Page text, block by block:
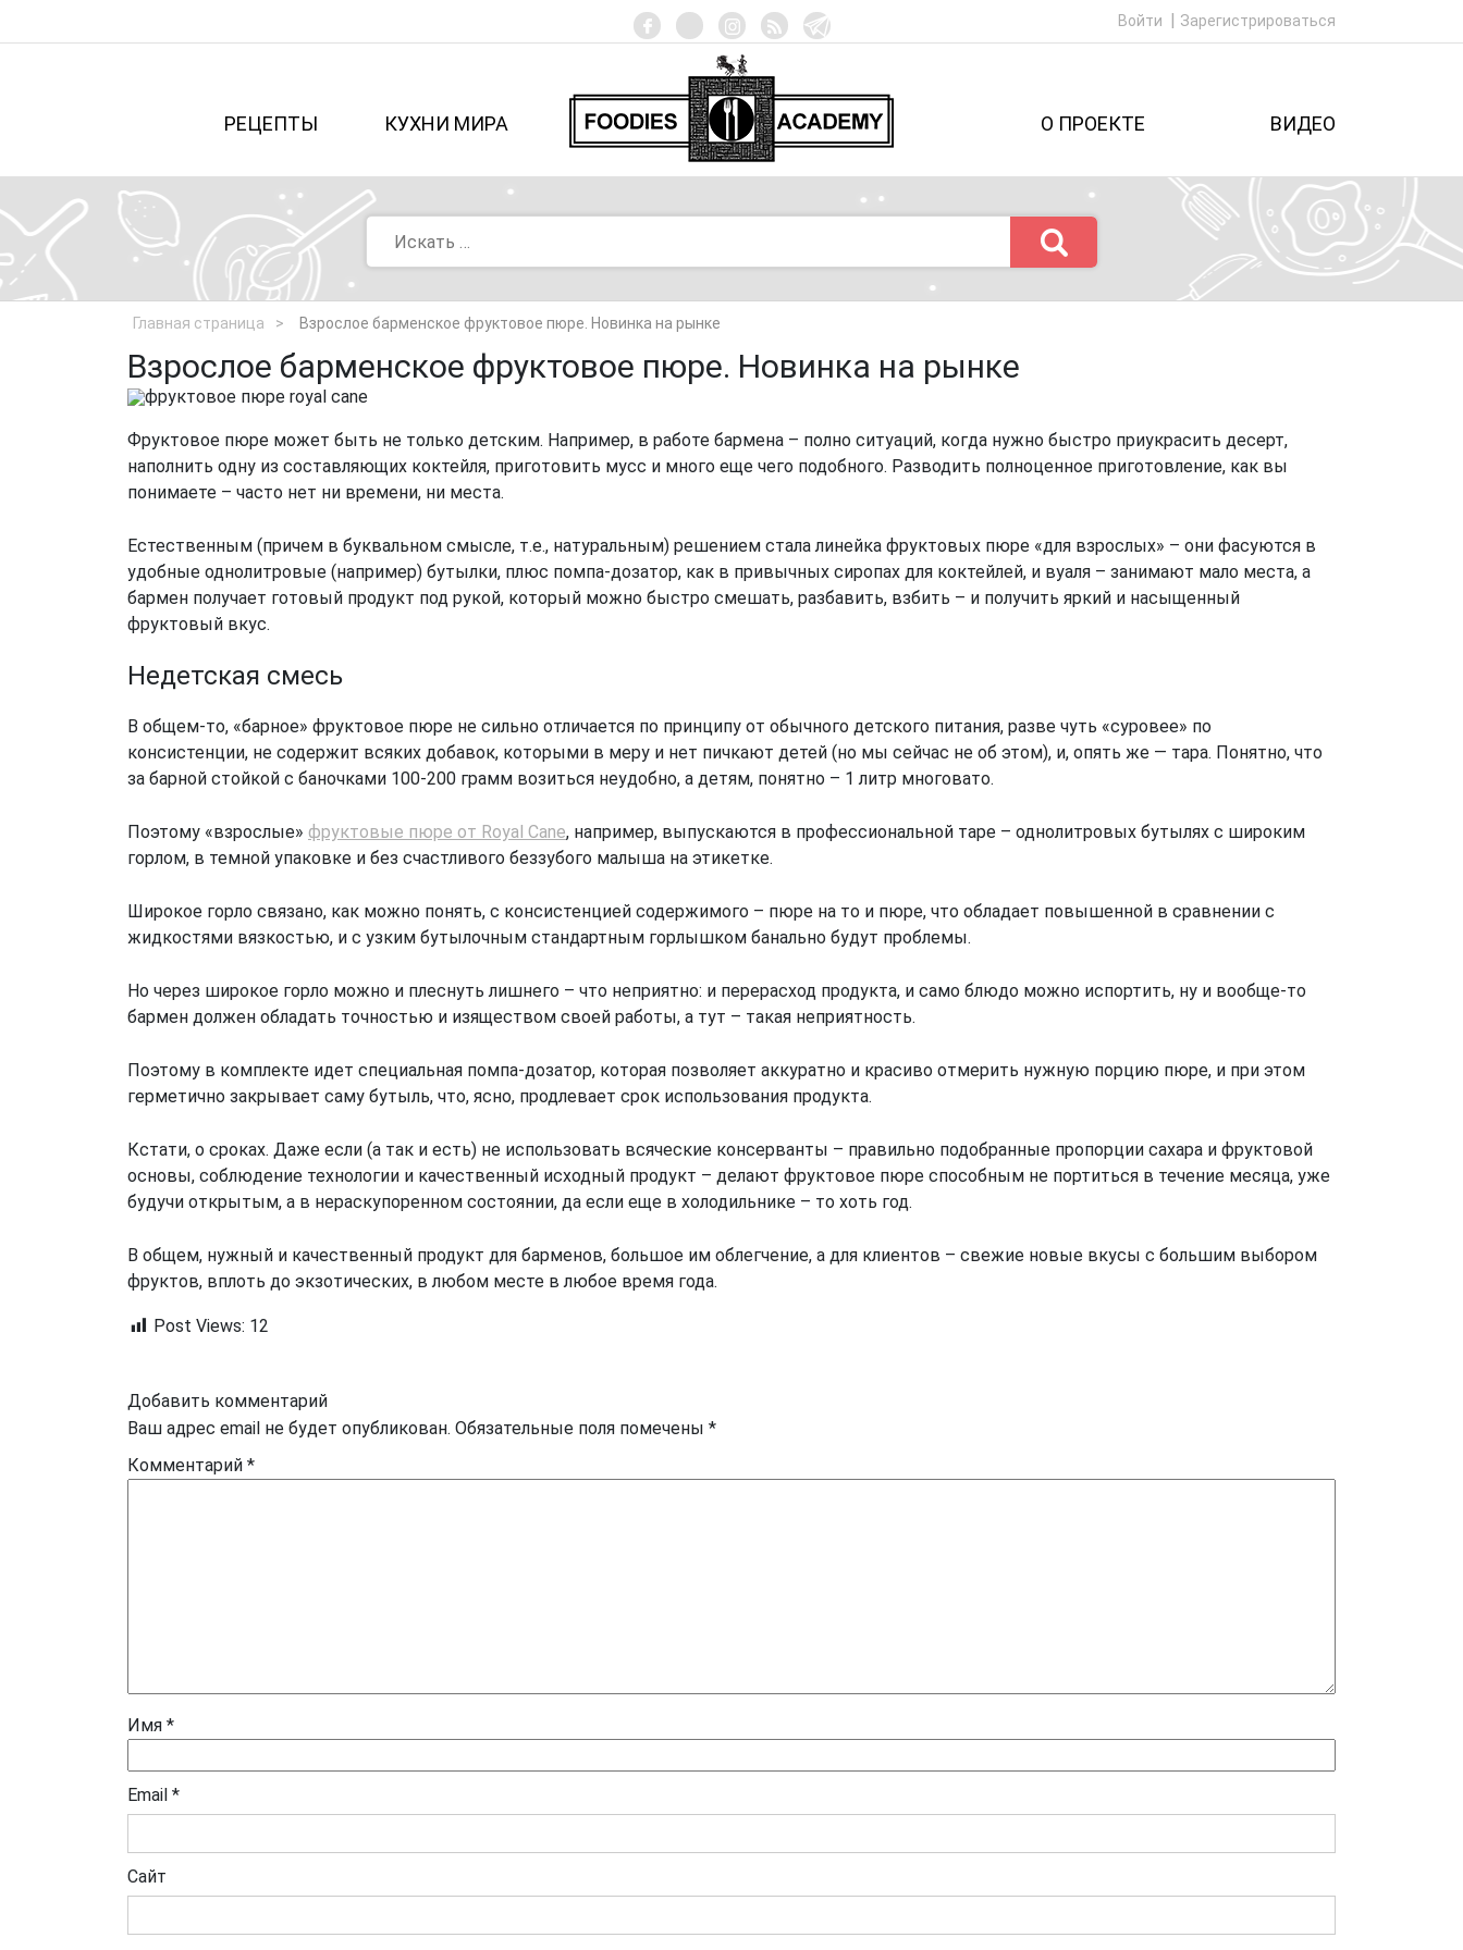
Войти Зарегистрироваться
РЕЦЕПТЫ КУХНИ МИРА О ПРОЕКТЕ ВИДЕО
Главная страница Взрослое барменское фруктовое пюре. Новинка на рынке
Взрослое барменское фруктовое пюре. Новинка на рынке
Фруктовое пюре может быть не только детским. Например, в работе бармена – полно ситуаций, когда нужно быстро приукрасить десерт,
наполнить одну из составляющих коктейля, приготовить мусс и много еще чего подобного. Разводить полноценное приготовление, как вы
понимаете – часто нет ни времени, ни места.
Естественным (причем в буквальном смысле, т.е., натуральным) решением стала линейка фруктовых пюре «для взрослых» – они фасуются в
удобные однолитровые (например) бутылки, плюс помпа-дозатор, как в привычных сиропах для коктейлей, и вуаля – занимают мало места, а
бармен получает готовый продукт под рукой, который можно быстро смешать, разбавить, взбить – и получить яркий и насыщенный
фруктовый вкус.
Недетская смесь
В общем-то, «барное» фруктовое пюре не сильно отличается по принципу от обычного детского питания, разве чуть «суровее» по
консистенции, не содержит всяких добавок, которыми в меру и нет пичкают детей (но мы сейчас не об этом), и, опять же — тара. Понятно, что
за барной стойкой с баночками 100-200 грамм возиться неудобно, а детям, понятно – 1 литр многовато.
Поэтому «взрослые» фруктовые пюре от Royal Cane, например, выпускаются в профессиональной таре – однолитровых бутылях с широким
горлом, в темной упаковке и без счастливого беззубого малыша на этикетке.
Широкое горло связано, как можно понять, с консистенцией содержимого – пюре на то и пюре, что обладает повышенной в сравнении с
жидкостями вязкостью, и с узким бутылочным стандартным горлышком банально будут проблемы.
Но через широкое горло можно и плеснуть лишнего – что неприятно: и перерасход продукта, и само блюдо можно испортить, ну и вообще-то
бармен должен обладать точностью и изяществом своей работы, а тут – такая неприятность.
Поэтому в комплекте идет специальная помпа-дозатор, которая позволяет аккуратно и красиво отмерить нужную порцию пюре, и при этом
герметично закрывает саму бутыль, что, ясно, продлевает срок использования продукта.
Кстати, о сроках. Даже если (а так и есть) не использовать всяческие консерванты – правильно подобранные пропорции сахара и фруктовой
основы, соблюдение технологии и качественный исходный продукт – делают фруктовое пюре способным не портиться в течение месяца, уже
будучи открытым, а в нераскупоренном состоянии, да если еще в холодильнике – то хоть год.
В общем, нужный и качественный продукт для барменов, большое им облегчение, а для клиентов – свежие новые вкусы с большим выбором
фруктов, вплоть до экзотических, в любом месте в любое время года.
Post Views: 12
Добавить комментарий
Ваш адрес email не будет опубликован. Обязательные поля помечены *
Комментарий *
Имя *
Email *
Сайт